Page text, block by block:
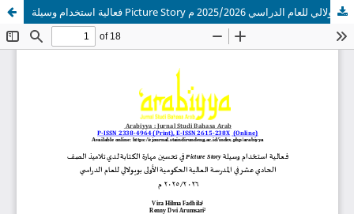
فعالية استخدام وسيلة Picture Story في تحسين مهارة الكتابة لدي تلاميذ الصف الحادي عشر في المدرسة العالية الحكومية الأولى بويولالي للعام الدراسي 2025/2026 م